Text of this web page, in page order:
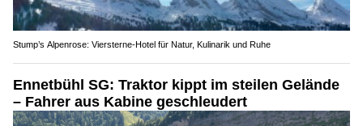
Stump’s Alpenrose: Viersterne-Hotel für Natur, Kulinarik und Ruhe
Ennetbühl SG: Traktor kippt im steilen Gelände
– Fahrer aus Kabine geschleudert